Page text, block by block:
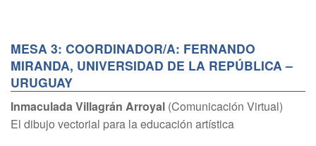
MESA 3: COORDINADOR/A: FERNANDO
MIRANDA, UNIVERSIDAD DE LA REPÚBLICA –
URUGUAY
Inmaculada Villagrán Arroyal (Comunicación Virtual)
El dibujo vectorial para la educación artística